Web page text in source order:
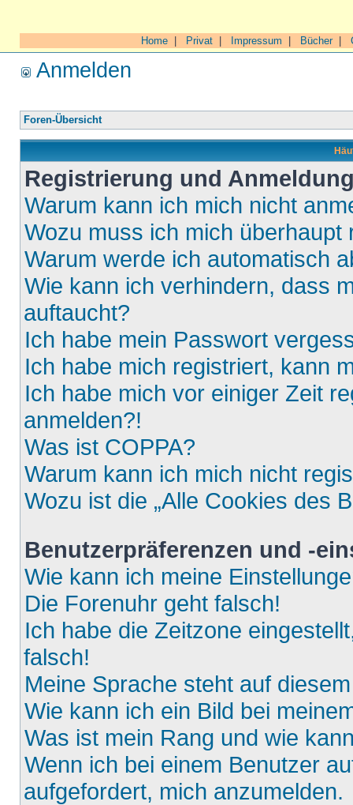
Home Privat Impressum Bücher|
Anmelden
Foren-Übersicht
Registrierung und
Warum kann ich mich nicht
Wozu muss ich mich überhaupt
Warum werde ich automatisch
Wie kann ich verhindern, dass
auftaucht?
Ich habe mein Passwort
Ich habe mich registriert, kann
Ich habe mich vor einiger Zeit
anmelden?!
Was ist COPPA?
Warum kann ich mich nicht
Wozu ist die „Alle Cookies des
Benutzerpräferenzen und -
Wie kann ich meine
Die Forenuhr geht falsch!
Ich habe die Zeitzone
falsch!
Meine Sprache steht auf
Wie kann ich ein Bild bei
Was ist mein Rang und wie
Wenn ich bei einem Benutzer
aufgefordert, mich anzumelden.